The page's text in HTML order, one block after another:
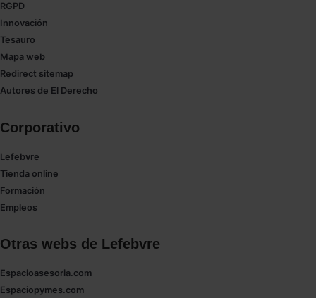
las que sean indispensables para la navegación.
Saber más acerca de las cookies
RGPD
Innovación
Tesauro
Mapa web
Redirect sitemap
Autores de El Derecho
Corporativo
Lefebvre
Tienda online
Formación
Empleos
Otras webs de Lefebvre
Espacioasesoria.com
Espaciopymes.com